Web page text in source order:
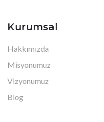
Kurumsal
Hakkımızda
Misyonumuz
Vizyonumuz
Blog